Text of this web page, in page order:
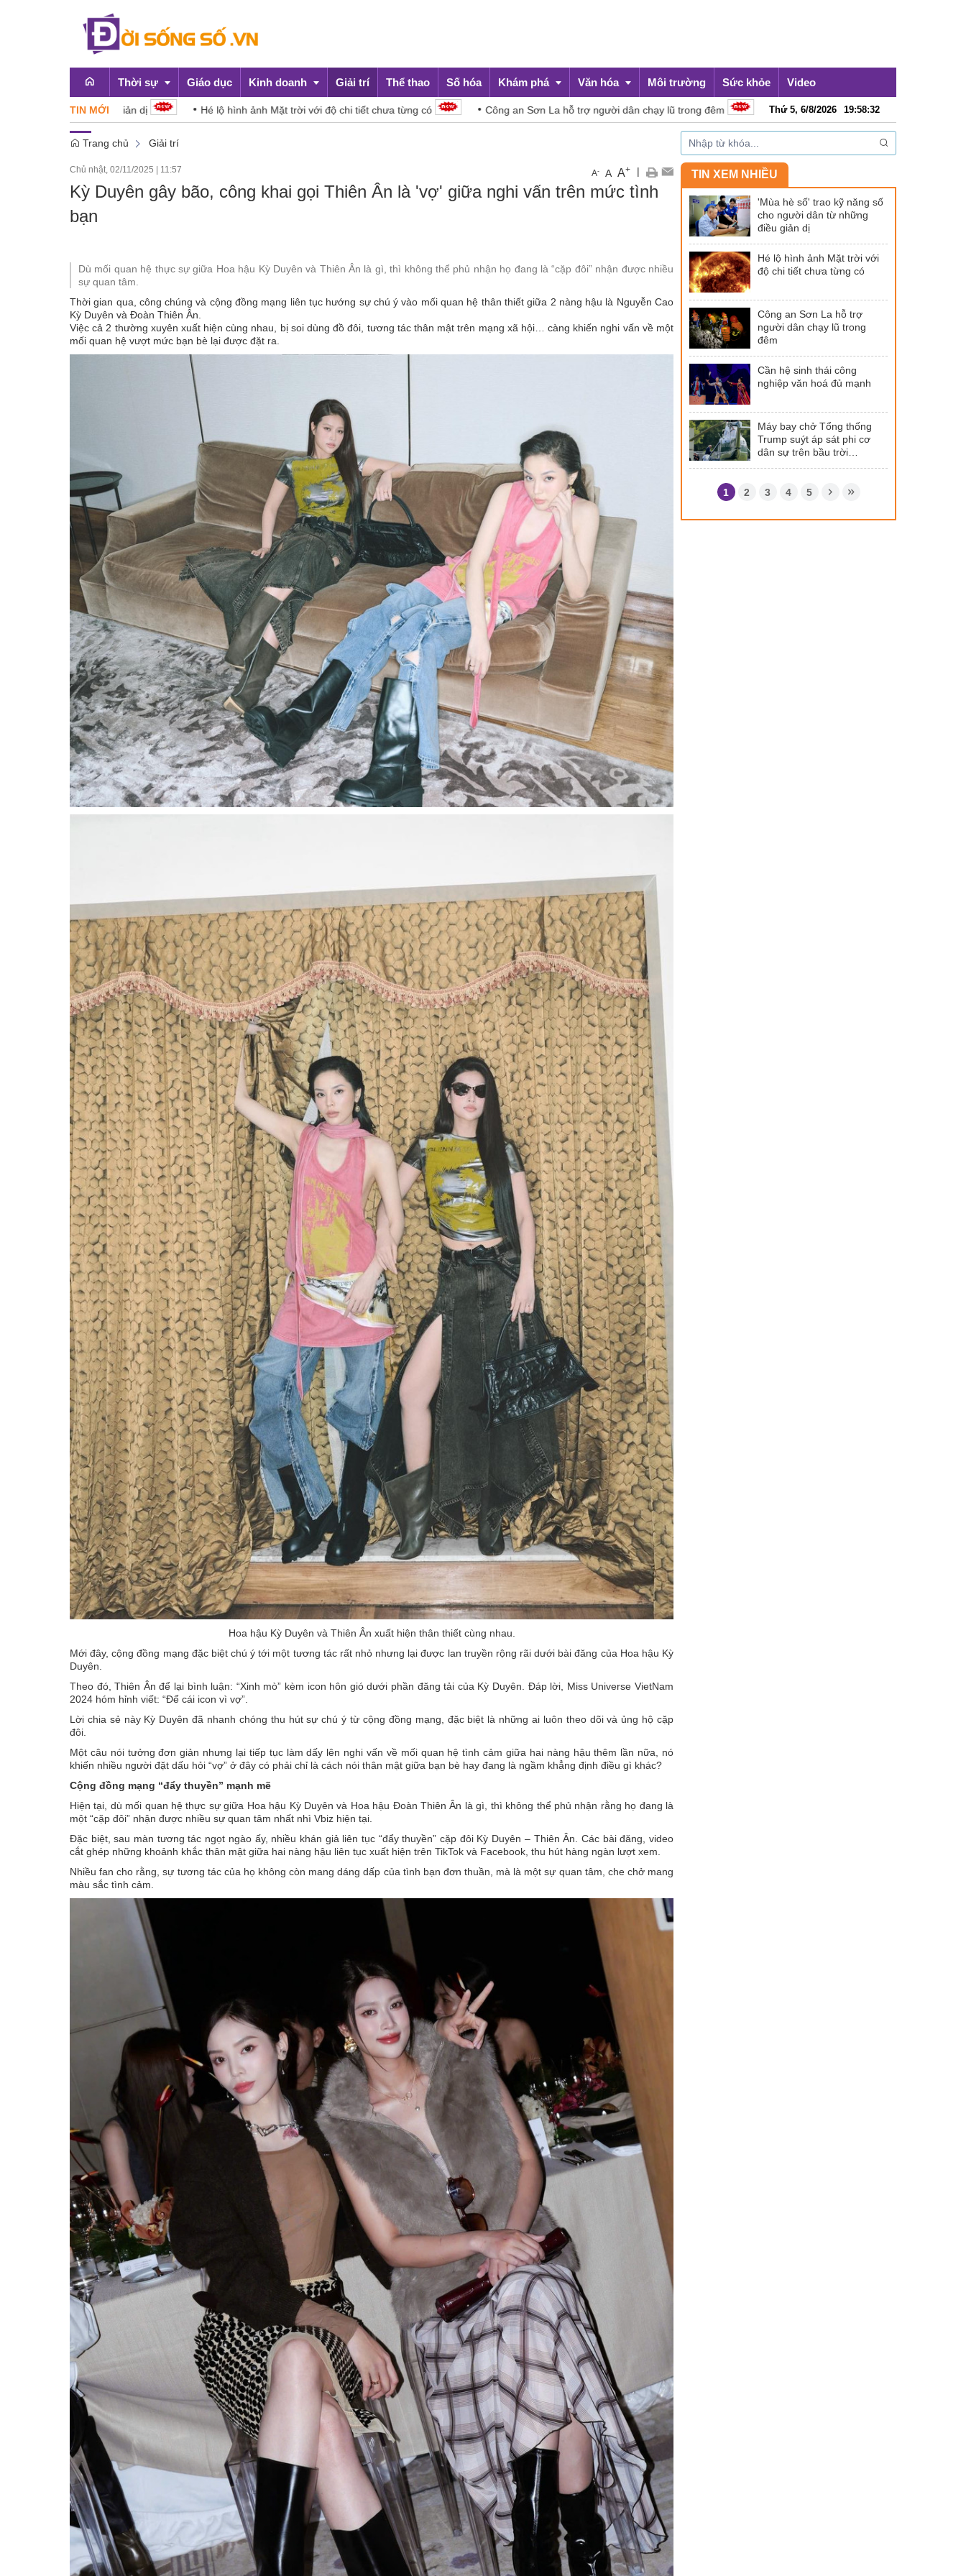
Thời sự
Emagazine
Giáo dục Kinh doanh Giải trí Thể thao Số hóa Khám phá Văn hóa Môi trường Sức khỏe Video
TIN MỚI
những điều giản dị Hé lộ hình ảnh Mặt trời với độ chi tiết chưa từng có Công an Sơn La hỗ trợ người dân chạy lũ trong đêm Cần hệ sinh thái công nghiệp văn hoá đủ mạnh
Thứ 5, 6/8/2026 19:58:33
Trang chủ Giải trí
Chủ nhật, 02/11/2025 11:57 A- A A+ |
Kỳ Duyên gây bão, công khai gọi Thiên Ân là 'vợ' giữa nghi vấn trên mức tình
bạn
Dù mối quan hệ thực sự giữa Hoa hậu Kỳ Duyên và Thiên Ân là gì, thì không thể phủ nhận họ đang là “cặp đôi” nhận được nhiều
sự quan tâm.
Thời gian qua, công chúng và cộng đồng mạng liên tục hướng sự chú ý vào mối quan hệ thân thiết giữa 2 nàng hậu là Nguyễn Cao
Kỳ Duyên và Đoàn Thiên Ân.
Việc cả 2 thường xuyên xuất hiện cùng nhau, bị soi dùng đồ đôi, tương tác thân mật trên mạng xã hội… càng khiến nghi vấn về một
mối quan hệ vượt mức bạn bè lại được đặt ra.
Hoa hậu Kỳ Duyên và Thiên Ân xuất hiện thân thiết cùng nhau.
Mới đây, cộng đồng mạng đặc biệt chú ý tới một tương tác rất nhỏ nhưng lại được lan truyền rộng rãi dưới bài đăng của Hoa hậu Kỳ
Duyên.
Theo đó, Thiên Ân để lại bình luận: “Xinh mò” kèm icon hôn gió dưới phần đăng tải của Kỳ Duyên. Đáp lời, Miss Universe VietNam
2024 hóm hỉnh viết: “Để cái icon vì vợ”.
Lời chia sẻ này Kỳ Duyên đã nhanh chóng thu hút sự chú ý từ cộng đồng mạng, đặc biệt là những ai luôn theo dõi và ủng hộ cặp
đôi.
Một câu nói tưởng đơn giản nhưng lại tiếp tục làm dấy lên nghi vấn về mối quan hệ tình cảm giữa hai nàng hậu thêm lần nữa, nó
khiến nhiều người đặt dấu hỏi “vợ” ở đây có phải chỉ là cách nói thân mật giữa bạn bè hay đang là ngầm khẳng định điều gì khác?
Cộng đồng mạng “đẩy thuyền” mạnh mẽ
Hiện tại, dù mối quan hệ thực sự giữa Hoa hậu Kỳ Duyên và Hoa hậu Đoàn Thiên Ân là gì, thì không thể phủ nhận rằng họ đang là
một “cặp đôi” nhận được nhiều sự quan tâm nhất nhì Vbiz hiện tại.
Đặc biệt, sau màn tương tác ngọt ngào ấy, nhiều khán giả liên tục “đẩy thuyền” cặp đôi Kỳ Duyên – Thiên Ân. Các bài đăng, video
cắt ghép những khoảnh khắc thân mật giữa hai nàng hậu liên tục xuất hiện trên TikTok và Facebook, thu hút hàng ngàn lượt xem.
Nhiều fan cho rằng, sự tương tác của họ không còn mang dáng dấp của tình bạn đơn thuần, mà là một sự quan tâm, che chở mang
màu sắc tình cảm.
TIN XEM NHIỀU
'Mùa hè số' trao kỹ năng số
cho người dân từ những
điều giản dị
Hé lộ hình ảnh Mặt trời với
độ chi tiết chưa từng có
Công an Sơn La hỗ trợ
người dân chạy lũ trong
đêm
Cần hệ sinh thái công
nghiệp văn hoá đủ mạnh
Máy bay chở Tổng thống
Trump suýt áp sát phi cơ
dân sự trên bầu trời
1 2 3 4 5